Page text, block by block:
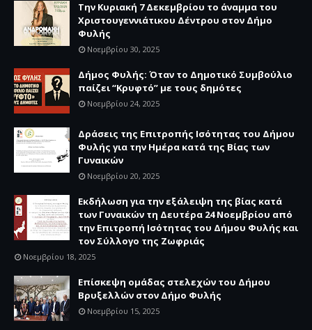
Την Κυριακή 7 Δεκεμβρίου το άναμμα του
Χριστουγεννιάτικου Δέντρου στον Δήμο
Φυλής
Νοεμβρίου 30, 2025
Δήμος Φυλής: Όταν το Δημοτικό Συμβούλιο
παίζει “Κρυφτό” με τους δημότες
Νοεμβρίου 24, 2025
Δράσεις της Επιτροπής Ισότητας του Δήμου
Φυλής για την Ημέρα κατά της Βίας των
Γυναικών
Νοεμβρίου 20, 2025
Εκδήλωση για την εξάλειψη της βίας κατά
των Γυναικών τη Δευτέρα 24 Νοεμβρίου από
την Επιτροπή Ισότητας του Δήμου Φυλής και
τον Σύλλογο της Ζωφριάς
Νοεμβρίου 18, 2025
Επίσκεψη ομάδας στελεχών του Δήμου
Βρυξελλών στον Δήμο Φυλής
Νοεμβρίου 15, 2025